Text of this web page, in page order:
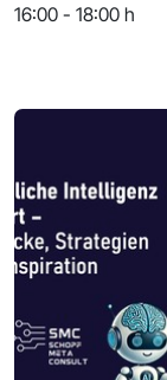
16:00 - 18:00 h